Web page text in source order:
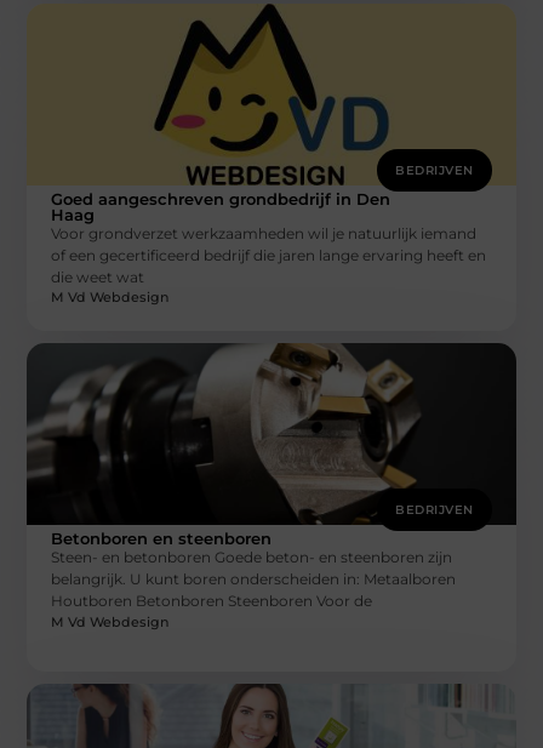
BEDRIJVEN
Goed aangeschreven grondbedrijf in Den
Haag
Voor grondverzet werkzaamheden wil je natuurlijk iemand
of een gecertificeerd bedrijf die jaren lange ervaring heeft en
die weet wat
M Vd Webdesign
BEDRIJVEN
Betonboren en steenboren
Steen- en betonboren Goede beton- en steenboren zijn
belangrijk. U kunt boren onderscheiden in: Metaalboren
Houtboren Betonboren Steenboren Voor de
M Vd Webdesign